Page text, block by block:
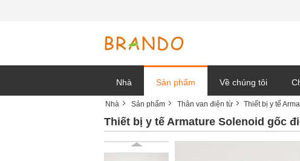
Nhà Sản phẩm Về chúng tôi
tin tức công ty
Nhà Sản phẩm Thân van điện từ Thiết bị y tế
Thiết bị y tế Armature Solenoid gốc